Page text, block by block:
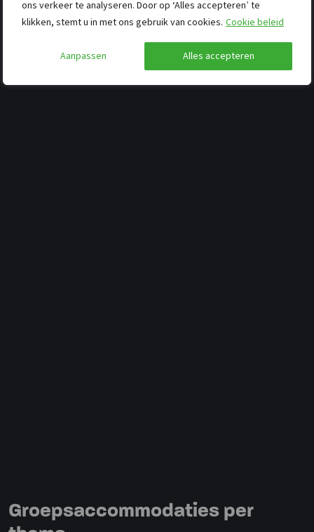
ons verkeer te analyseren. Door op ‘Alles accepteren’ te
klikken, stemt u in met ons gebruik van cookies. Cookie beleid
Aanpassen Alles accepteren
Groepsaccommodaties per